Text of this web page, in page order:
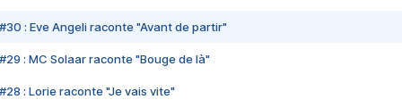
#30 : Eve Angeli raconte "Avant de partir"
#29 : MC Solaar raconte "Bouge de là"
#28 : Lorie raconte "Je vais vite"